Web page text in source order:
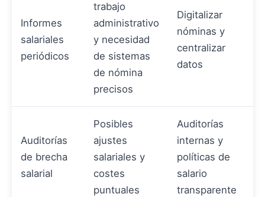
Informes
salariales
periódicos
trabajo
administrativo
y necesidad
de sistemas
de nómina
precisos
Digitalizar
nóminas y
centralizar
datos
Auditorías
de brecha
salarial
Posibles
ajustes
salariales y
costes
puntuales
Auditorías
internas y
políticas de
salario
transparente